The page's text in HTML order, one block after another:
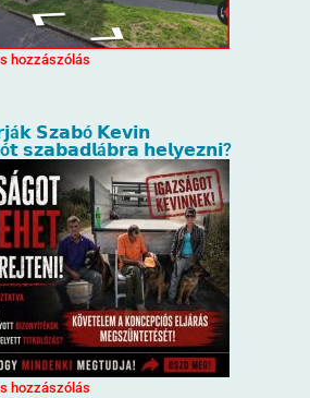
hozzászólás
𝗦𝘇𝗮𝗯ó 𝗞𝗲𝘃𝗶𝗻
𝘀𝘇𝗮𝗯𝗮𝗱𝗹á𝗯𝗿𝗮 𝗵𝗲𝗹𝘆𝗲𝘇𝗻𝗶?
hozzászólás